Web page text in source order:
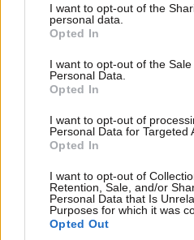
not limited to your visit or usage
grant or deny consent to
use your data for below
consent section.
I want to opt-out of the
personal data.
Opted In
I want to opt-out of the
Personal Data.
Opted In
I want to opt-out of
Personal Data for Targeted
Opted In
I want to opt-out of
Retention, Sale, and/or
Personal Data that Is
Purposes for which it was
Opted Out